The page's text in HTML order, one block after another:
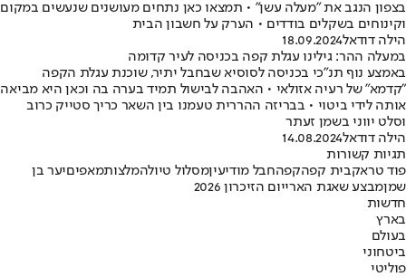
בצפון הנגב את "מעלה עשן" • תמצאו כאן נתחים מעושנים שנעשים במקום
וקינוחים בשקלים בודדים • הערק על חשבון הבית
הילה דודאל18.09.2024
במעלה ההר: גילינו עגלת קפה בכניסה לעיר קדומה
באמצע נוף תנ"כי בכניסה לסוסיא שבחבל יתיר, שוכנת עגלת הקפה
"קדמא" של רעיה אזולאי • האהבה לבישול תמיד בערה בה וכאן היא מביאה
אותה לידי ביטוי • בבריזה ההררית טעמנו בין השאר כריך סטייק כרוב
וסלט יווני בשמן זעתר
הילה דודאל14.08.2024
תגיות קשורות
פוד טראקבית קפהקפהחבל מודיעיןמסלול טיולהמלצותמאפיםיער בן
שמןמבצע שאגת הארייום הזיכרון 2026
חדשות
בארץ
בעולם
ביטחוני
פוליטי